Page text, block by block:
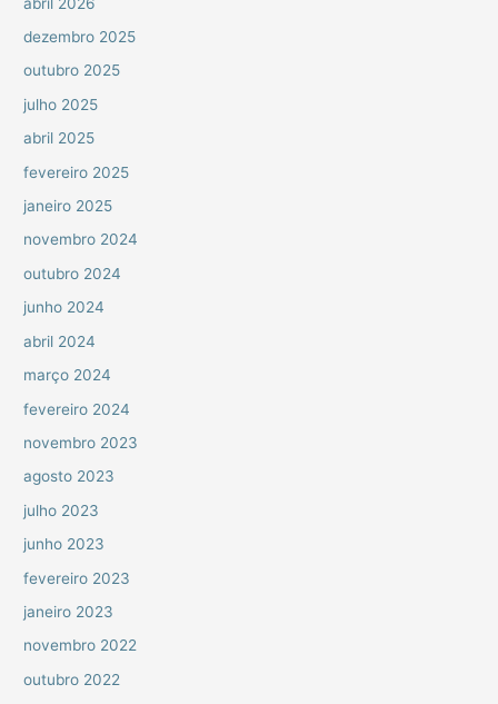
dezembro 2025
outubro 2025
julho 2025
abril 2025
fevereiro 2025
janeiro 2025
novembro 2024
outubro 2024
junho 2024
abril 2024
março 2024
fevereiro 2024
novembro 2023
agosto 2023
julho 2023
junho 2023
fevereiro 2023
janeiro 2023
novembro 2022
outubro 2022